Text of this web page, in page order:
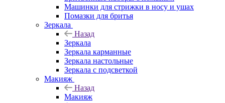
Машинки для стрижки в носу и ушах
Помазки для бритья
Зеркала
Назад
Зеркала
Зеркала карманные
Зеркала настольные
Зеркала с подсветкой
Макияж
Назад
Макияж